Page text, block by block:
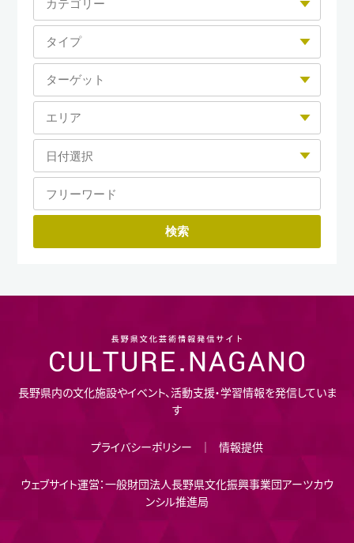
長野県内の文化施設やイベント、活動支援・学習情報を発信していま
す
プライバシーポリシー 情報提供
ウェブサイト運営：一般財団法人長野県文化振興事業団アーツカウ
ンシル推進局